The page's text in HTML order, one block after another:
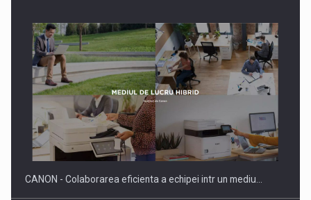
Ce nu stiu Directorii de HR despre performanta echipelor…
CANON - Colaborarea eficienta a echipei intr un mediu…